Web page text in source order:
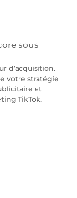
sous
d’acquisition.
votre stratégie
et
TikTok.